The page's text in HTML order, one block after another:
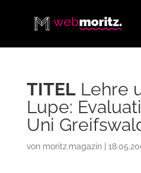
TITELLehre
Lupe:
Uni
von moritz.magazin|